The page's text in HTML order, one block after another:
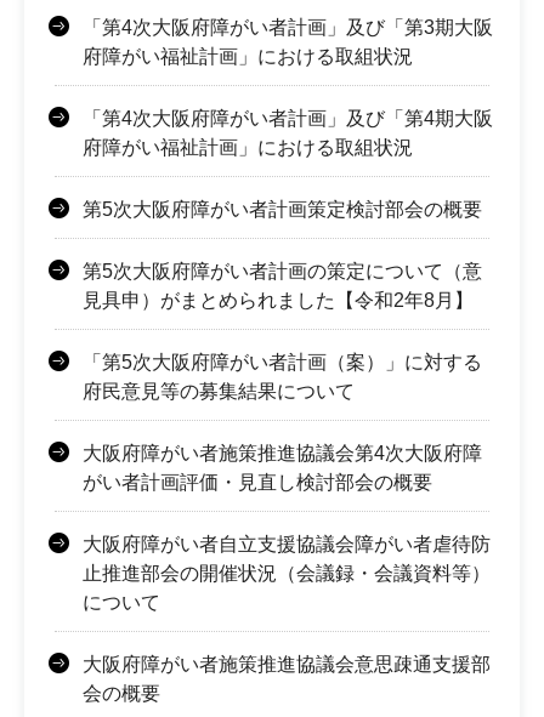
「第4次大阪府障がい者計画」及び「第3期大阪
府障がい福祉計画」における取組状況
「第4次大阪府障がい者計画」及び「第4期大阪
府障がい福祉計画」における取組状況
第5次大阪府障がい者計画策定検討部会の概要
第5次大阪府障がい者計画の策定について（意
見具申）がまとめられました【令和2年8月】
「第5次大阪府障がい者計画（案）」に対する
府民意見等の募集結果について
大阪府障がい者施策推進協議会第4次大阪府障
がい者計画評価・見直し検討部会の概要
大阪府障がい者自立支援協議会障がい者虐待防
止推進部会の開催状況（会議録・会議資料等）
について
大阪府障がい者施策推進協議会意思疎通支援部
会の概要